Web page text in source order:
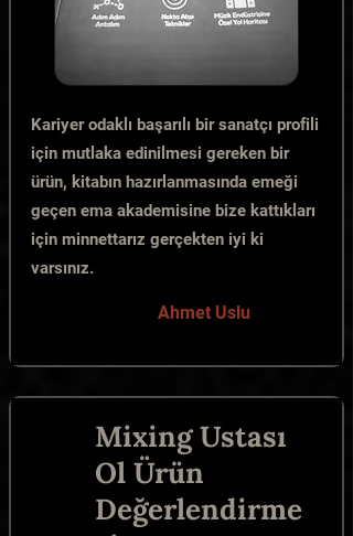
Kariyer odaklı başarılı bir sanatçı profili
için mutlaka edinilmesi gereken bir
ürün, kitabın hazırlanmasında emeği
geçen ema akademisine bize kattıkları
için minnettarız gerçekten iyi ki
varsınız.
Ahmet Uslu
Mixing Ustası
Ol Ürün
Değerlendirme